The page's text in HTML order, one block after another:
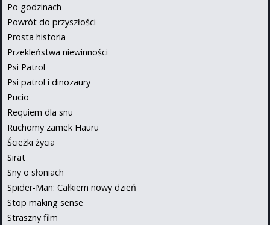
Po godzinach
Powrót do przyszłości
Prosta historia
Przekleństwa niewinności
Psi Patrol
Psi patrol i dinozaury
Pucio
Requiem dla snu
Ruchomy zamek Hauru
Ścieżki życia
Sirat
Sny o słoniach
Spider-Man: Całkiem nowy dzień
Stop making sense
Straszny film